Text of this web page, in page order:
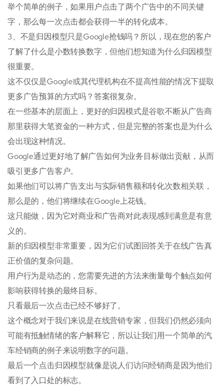
举个简单的例子，如果用户点击了两个广告中的不同关键
字，那么每一次点击都会获得一半的转化成本。
3、不是归因模型只是Google抢钱吗？所以，现在您的客户
了解了什么是小数转换数字，但他们想知道为什么归因模型
很重要。
这不仅仅是Google或其代理机构在不提高性能的情况下提取
更多广告预算的方式吗？答案很复杂。
在一些基本的层面上，更好的归因模式是谷歌不断从广告商
那里获得大笔资金的一种方式，但是完整的答案也是为什么
会出现这种情况。
Google通过更好地了解广告如何为业务目标做出贡献，从而
吸引更多广告客户。
如果他们可以将广告支出与实际销售额和转化次数相关联，
那么是的，他们将继续在Google上花钱。
这只能做，因为它对商业和广告商对此表现感到满意是有意
义的。
新的归因模型非常重要，因为它们试图回答关于在线广告真
正价值的复杂问题。
用户行为是动态的，您需要先进的方法来衡量每个触点如何
影响获得转换的最终目标。
只看最后一次点击已经不够好了。
这个概念对于我们来说是在线营销专家，但我们仍然必须向
可能有抵触情绪的客户解释它，所以让我们用一个简单的汽
车经销商的例子来说明数字的问题。
最后一个点击归因模型就像是说人们访问经销商是因为他们
看到了入口处的标志。